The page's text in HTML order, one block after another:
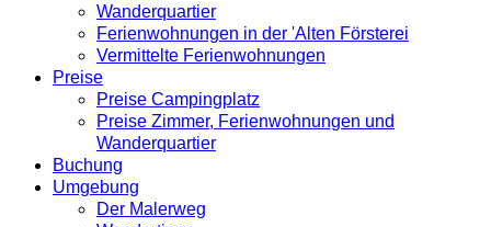
Wanderquartier
Ferienwohnungen in der 'Alten Försterei
Vermittelte Ferienwohnungen
Preise
Preise Campingplatz
Preise Zimmer, Ferienwohnungen und
Wanderquartier
Buchung
Umgebung
Der Malerweg